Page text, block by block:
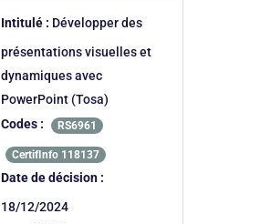
Intitulé : Développer des
présentations visuelles et
dynamiques avec
PowerPoint (Tosa)
Codes :
RS6961
CertifInfo 118137
Date de décision :
18/12/2024